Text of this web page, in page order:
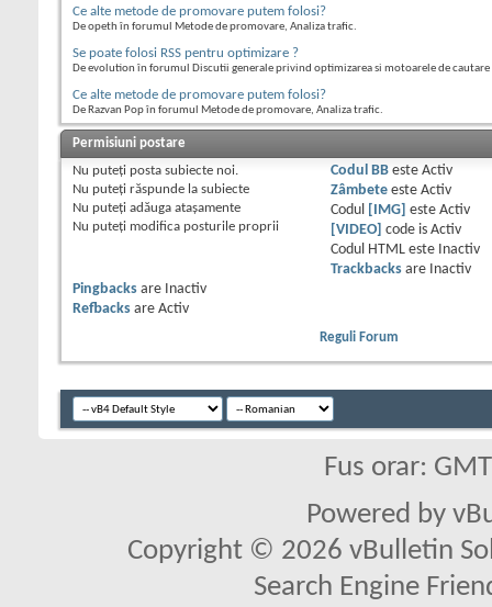
Ce alte metode de promovare putem folosi?
De opeth în forumul Metode de promovare, Analiza trafic.
Se poate folosi RSS pentru optimizare ?
De evolution în forumul Discutii generale privind optimizarea si motoarele de cautare
Ce alte metode de promovare putem folosi?
De Razvan Pop în forumul Metode de promovare, Analiza trafic.
Permisiuni postare
Nu puteţi posta subiecte noi.
Nu puteţi răspunde la subiecte
Nu puteţi adăuga ataşamente
Nu puteţi modifica posturile proprii
Codul BBeste Activ
Zâmbeteeste Activ
Codul
[IMG] este Activ
[VIDEO] code is Activ
Codul HTML este
Inactiv
Trackbacksare
Inactiv
Pingbacks are
Inactiv
Refbacks are Activ
Reguli Forum
Fus orar:
Powered by
Copyright © 2026 vBulletin
Search Engine